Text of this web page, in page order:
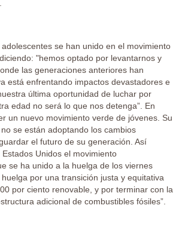
se han unido en el movimiento
diciendo: "hemos optado por levantarnos y
las generaciones anteriores han
está enfrentando impactos devastadores e
última oportunidad de luchar por
edad no será lo que nos detenga”. En
un nuevo movimiento verde de jóvenes. Su
se están adoptando los cambios
el futuro de su generación. Así
Unidos el movimiento
se ha unido a la huelga de los viernes
por una transición justa y equitativa
por ciento renovable, y por terminar con la
adicional de combustibles fósiles”.